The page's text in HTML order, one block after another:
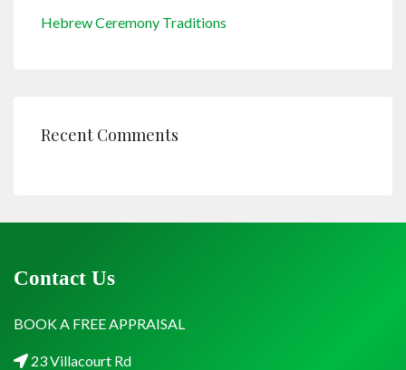
Hebrew Ceremony Traditions
Recent Comments
Contact Us
BOOK A FREE APPRAISAL
23 Villacourt Rd